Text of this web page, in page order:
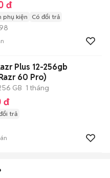
đ
phụ kiện Có đổi trả
Plus 12-256gb
60 Pro)
GB 1 tháng
đ
trả